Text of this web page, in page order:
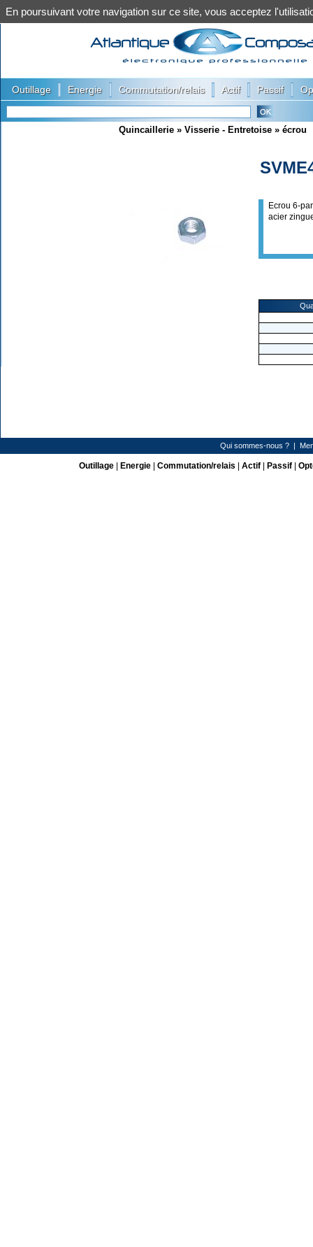
Outillage Energie Commutation/relais Actif Passif
Quincaillerie » Visserie - Entretoise » écrou
Ecrou 6-
acier
Qui sommes-nous ? |
Outillage| Energie| Commutation/relais Actif| Passif|
En poursuivant votre navigation sur ce site, vous acceptez